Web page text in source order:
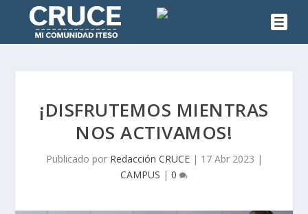
¡DISFRUTEMOS MIENTRAS
NOS ACTIVAMOS!
Publicado por Redacción CRUCE| 17 Abr 2023 |
CAMPUS | 0